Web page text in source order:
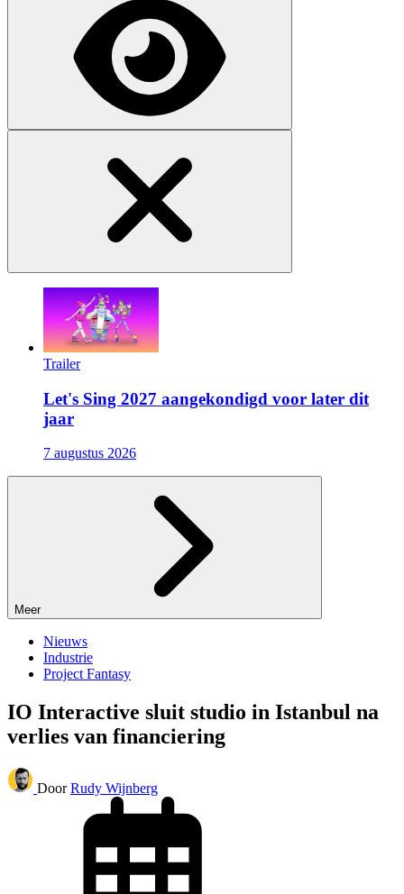
Trailer
Let's Sing 2027 aangekondigd voor later dit
jaar
7 augustus 2026
Meer
Nieuws
Industrie
Project Fantasy
IO Interactive sluit studio in Istanbul na
verlies van financiering
Door Rudy Wijnberg